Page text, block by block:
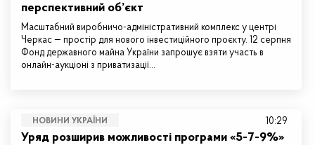
перспективний об’єкт
Масштабний виробничо-адміністративний комплекс у центрі
Черкас — простір для нового інвестиційного проєкту. 12 серпня
Фонд державного майна України запрошує взяти участь в
онлайн-аукціоні з приватизації…
НОВИНИ УКРАЇНИ
Уряд розширив можливості програми «5-7-9%»
10:29